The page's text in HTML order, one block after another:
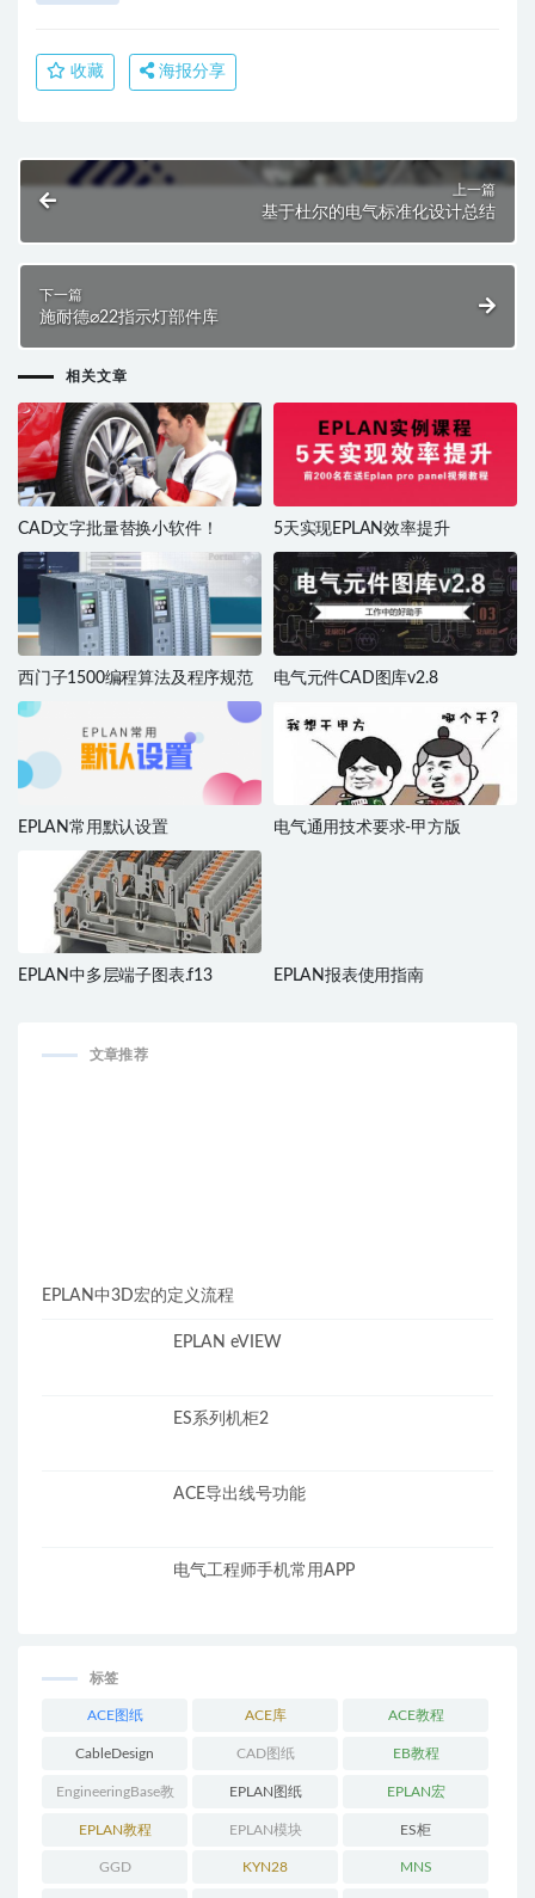
收藏 海报分享
上一篇
基于杜尔的电气标准化设计总结
下一篇
施耐德⌀22指示灯部件库
相关文章
CAD文字批量替换小软件！ 5天实现EPLAN效率提升
西门子1500编程算法及程序规范 电气元件CAD图库v2.8
EPLAN常用默认设置 电气通用技术要求-甲方版
EPLAN中多层端子图表.f13 EPLAN报表使用指南
文章推荐
EPLAN中3D宏的定义流程
EPLAN eVIEW
ES系列机柜2
ACE导出线号功能
电气工程师手机常用APP
标签
ACE图纸 ACE库 ACE教程
CableDesign CAD图纸 EB教程
EngineeringBase教
程
EPLAN图纸 EPLAN宏
EPLAN教程 EPLAN模块 ES柜
GGD KYN28 MNS